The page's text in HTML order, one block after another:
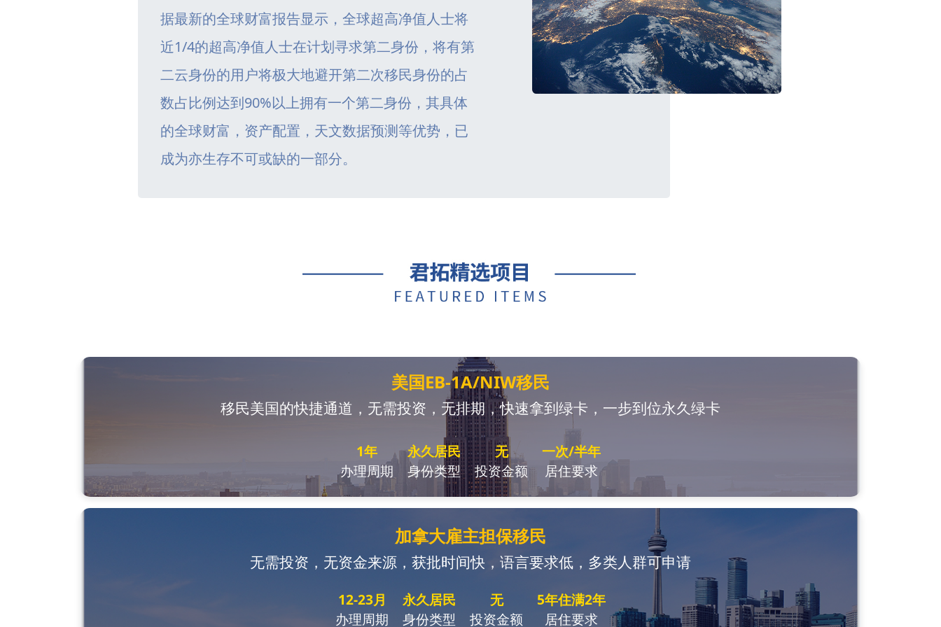
据最新的全球财富报告显示，全球超高净值人士将
近1/4的超高净值人士在计划寻求第二身份，将有第
二云身份的用户将极大地避开第二次移民身份的占
数占比例达到90%以上拥有一个第二身份，其具体
的全球财富，资产配置，天文数据预测等优势，已
成为亦生存不可或缺的一部分。
美国EB-1A/NIW移民
移民美国的快捷通道，无需投资，无排期，快速拿到绿卡，一步到位永久绿卡
1年
办理周期
永久居民
身份类型
无
投资金额
一次/半年
居住要求
加拿大雇主担保移民
无需投资，无资金来源，获批时间快，语言要求低，多类人群可申请
12-23月
办理周期
永久居民
身份类型
无
投资金额
5年住满2年
居住要求